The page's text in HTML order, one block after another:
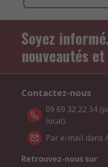
Soyez
nouveautés
Contactez-nous
09 69 32 22 34
local).
Par e-mail dans
Retrouvez-nous sur